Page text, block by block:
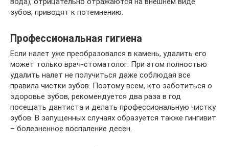
зубов, приводят к потемнению.
Профессиональная гигиена
Если налет уже преобразовался в камень, удалить его
может только врач-стоматолог. При этом полностью
удалить налет не получиться даже соблюдая все
правила чистки зубов. Поэтому всем, кто заботиться о
здоровье зубов, рекомендуется два раза в год
посещать дантиста и делать профессиональную чистку
зубов. В запущенных случаях образуется также гингивит
– болезненное воспаление десен.